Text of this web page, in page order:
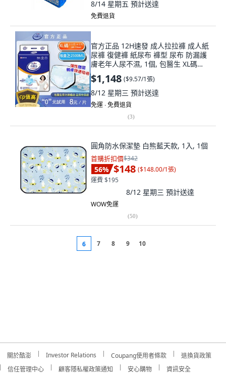
8/14 星期五 預計送達
免費退貨
官方正品 12H速發 成人拉拉褲 成人紙
尿褲 復健褲 紙尿布 褲型 尿布 防漏護
膚老年人尿不濕, 1個, 包醫生 XL碼
【120片】,2500ML【現貨速發】, 加
大尺寸, 120片
$1,148 ($9.57/1張)
8/12 星期三 預計送達
免運 ∙ 免費退貨
(3)
圓角防水保潔墊 白熊藍天款, 1入, 1個
首購折扣價$342
56% $148 ($148.00/1張)
運費 $195
8/12 星期三 預計送達
WOW免運
(50)
6 7 8 9 10
關於酷澎 Investor Relations Coupang使用者條款
退換貨政策
信任管理中心
顧客隱私權政策通知 安心購物 資訊安全